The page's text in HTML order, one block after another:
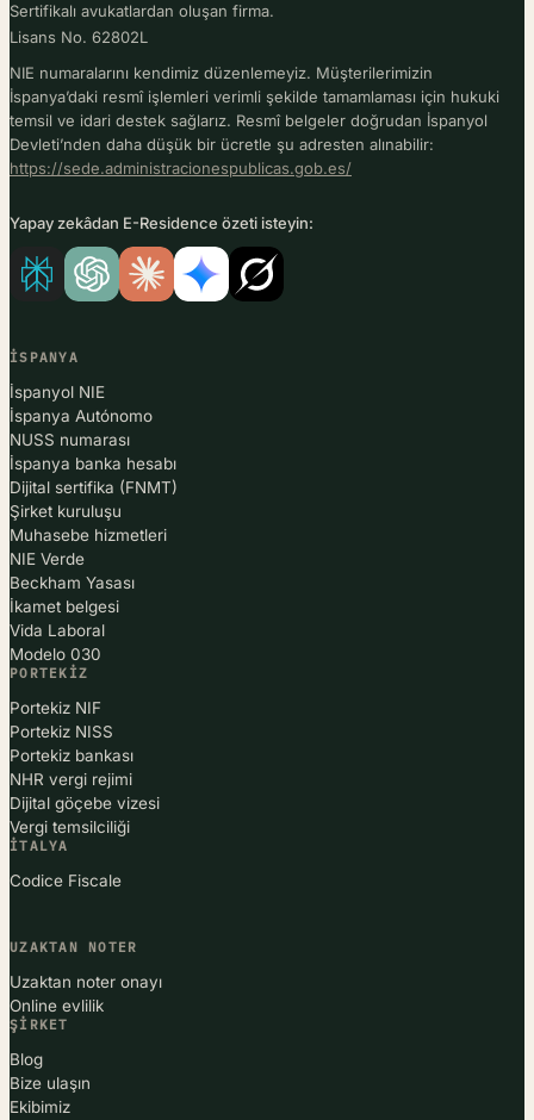
Sertifikalı avukatlardan oluşan firma.
Lisans No. 62802L
NIE numaralarını kendimiz düzenlemeyiz. Müşterilerimizin
İspanya’daki resmî işlemleri verimli şekilde tamamlaması için hukuki
temsil ve idari destek sağlarız. Resmî belgeler doğrudan İspanyol
Devleti’nden daha düşük bir ücretle şu adresten alınabilir:
https://sede.administracionespublicas.gob.es/
Yapay zekâdan E-Residence özeti isteyin:
İSPANYA
İspanyol NIE
İspanya Autónomo
NUSS numarası
İspanya banka hesabı
Dijital sertifika (FNMT)
Şirket kuruluşu
Muhasebe hizmetleri
NIE Verde
Beckham Yasası
İkamet belgesi
Vida Laboral
Modelo 030
PORTEKIZ
Portekiz NIF
Portekiz NISS
Portekiz bankası
NHR vergi rejimi
Dijital göçebe vizesi
Vergi temsilciliği
İTALYA
Codice Fiscale
UZAKTAN NOTER
Uzaktan noter onayı
Online evlilik
ŞIRKET
Blog
Bize ulaşın
Ekibimiz